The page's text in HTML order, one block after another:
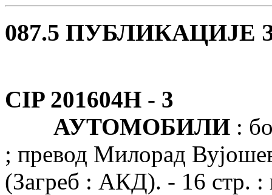
087.5
CIP 201604Н - 3
АУТОМОБИЛИ :
; превод Милорад
(Загреб : АКД). - 16 стр. :